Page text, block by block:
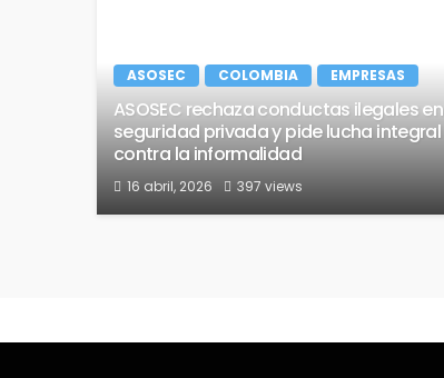
ASOSEC COLOMBIA EMPRESAS
ASOSEC rechaza conductas ilegales en
seguridad privada y pide lucha integral
contra la informalidad
16 abril, 2026 397 views